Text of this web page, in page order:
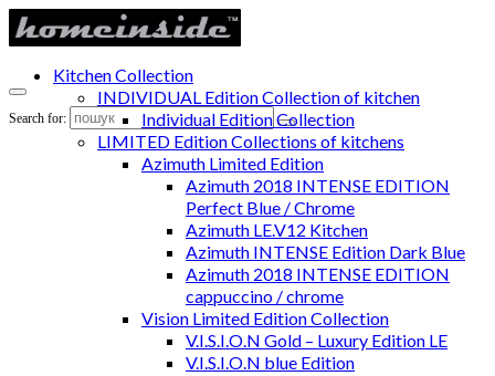
Search for:
Kitchen Collection
INDIVIDUAL Edition Collection of kitchen
Individual Edition Collection
LIMITED Edition Collections of kitchens
Azimuth Limited Edition
Azimuth 2018 INTENSE EDITION
Perfect Blue / Chrome
Azimuth LE.V12 Kitchen
Azimuth INTENSE Edition Dark Blue
Azimuth 2018 INTENSE EDITION
cappuccino / chrome
Vision Limited Edition Collection
V.I.S.I.O.N Gold – Luxury Edition LE
V.I.S.I.O.N blue Edition